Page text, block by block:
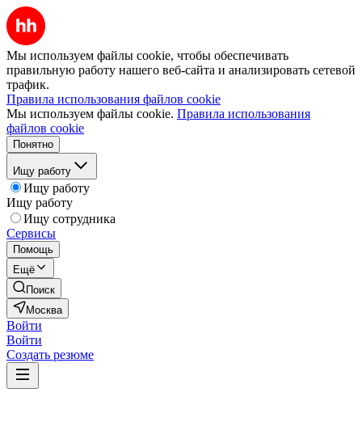
Мы используем файлы cookie, чтобы обеспечивать
правильную работу нашего веб-сайта и анализировать сетевой
трафик.
Правила использования файлов cookie
Мы используем файлы cookie. Правила использования
файлов cookie
Понятно
Ищу работу
Ищу работу
Ищу работу
Ищу сотрудника
Сервисы
Помощь
Ещё
Поиск
Москва
Войти
Войти
Создать резюме